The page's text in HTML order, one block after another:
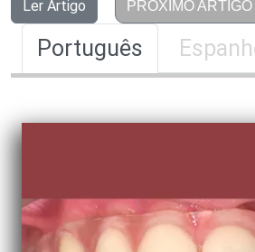
Ler Artigo PRÓXIMO ARTIGO
Português